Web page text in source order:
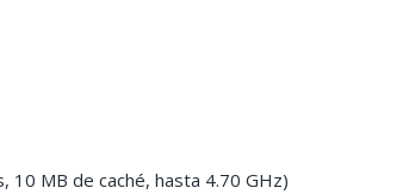
10 MB de caché, hasta 4.70 GHz)